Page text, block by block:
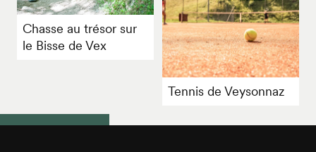
Chasse au trésor sur
le Bisse de Vex
Tennis de Veysonnaz